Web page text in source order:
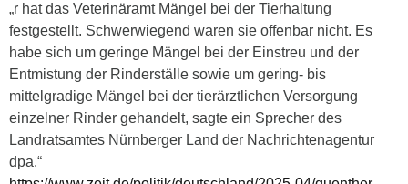
„r hat das Veterinäramt Mängel bei der Tierhaltung
festgestellt. Schwerwiegend waren sie offenbar nicht. Es
habe sich um geringe Mängel bei der Einstreu und der
Entmistung der Rinderställe sowie um gering- bis
mittelgradige Mängel bei der tierärztlichen Versorgung
einzelner Rinder gehandelt, sagte ein Sprecher des
Landratsamtes Nürnberger Land der Nachrichtenagentur
dpa.“